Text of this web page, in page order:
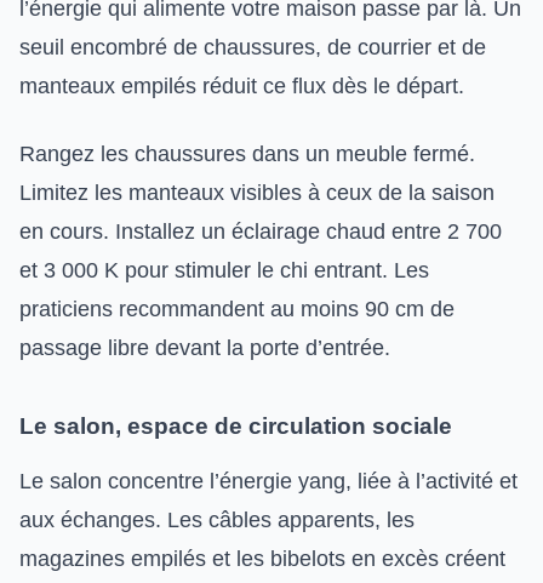
l’énergie qui alimente votre maison passe par là. Un
seuil encombré de chaussures, de courrier et de
manteaux empilés réduit ce flux dès le départ.
Rangez les chaussures dans un meuble fermé.
Limitez les manteaux visibles à ceux de la saison
en cours. Installez un éclairage chaud entre 2 700
et 3 000 K pour stimuler le chi entrant. Les
praticiens recommandent au moins 90 cm de
passage libre devant la porte d’entrée.
Le salon, espace de circulation sociale
Le salon concentre l’énergie yang, liée à l’activité et
aux échanges. Les câbles apparents, les
magazines empilés et les bibelots en excès créent